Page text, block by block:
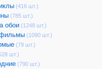
(416 шт.)
(785 шт.)
обои (1248 шт.)
(1090 шт.)
(79 шт.)
шт.)
(790 шт.)